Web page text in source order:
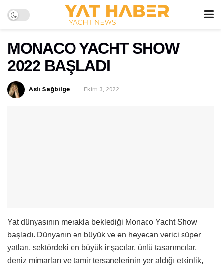
MONACO YACHT SHOW
2022 BAŞLADI
Aslı Sağbilge Ekim 3, 2022
Yat dünyasının merakla beklediği Monaco Yacht Show
başladı. Dünyanın en büyük ve en heyecan verici süper
yatları, sektördeki en büyük inşacılar, ünlü tasarımcılar,
deniz mimarları ve tamir tersanelerinin yer aldığı etkinlik,